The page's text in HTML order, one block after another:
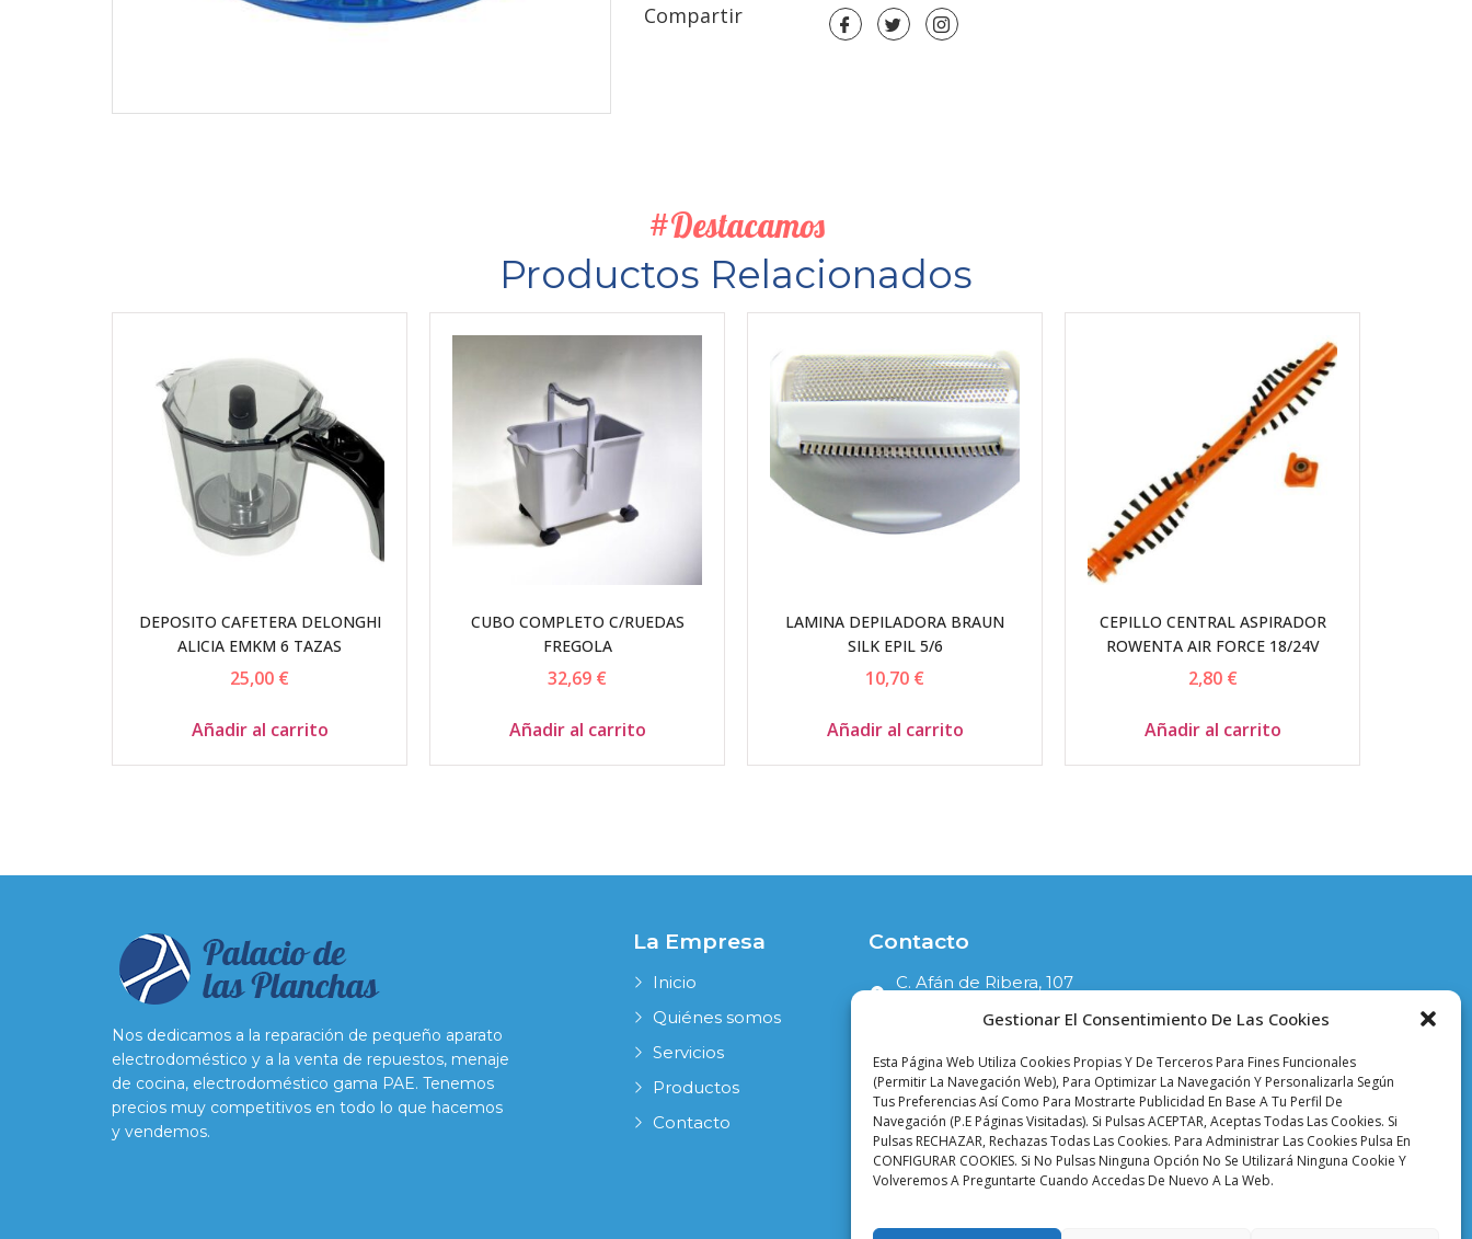
Gestionar El Consentimiento De Las Cookies
Esta Página Web Utiliza Cookies Propias Y De Terceros Para Fines Funcionales
(permitir La Navegación Web), Para Optimizar La Navegación Y Personalizarla Según
Tus Preferencias Así Como Para Mostrarte Publicidad En Base A Tu Perfil De
Navegación (p.e Páginas Visitadas). Si Pulsas ACEPTAR, Aceptas Todas Las Cookies. Si
Pulsas RECHAZAR, Rechazas Todas Las Cookies. Para Administrar Las Cookies Pulsa En
CONFIGURAR COOKIES. Si No Pulsas Ninguna Opción No Se Utilizará Ninguna Cookie Y
Volveremos A Preguntarte Cuando Accedas De Nuevo A La Web.
Compartir
#Destacamos
Productos Relacionados
DEPOSITO CAFETERA DELONGHI
ALICIA EMKM 6 TAZAS
25,00 €
Añadir al carrito
CUBO COMPLETO C/RUEDAS
FREGOLA
32,69 €
Añadir al carrito
LAMINA DEPILADORA BRAUN
SILK EPIL 5/6
10,70 €
Añadir al carrito
CEPILLO CENTRAL ASPIRADOR
ROWENTA AIR FORCE 18/24V
2,80 €
Añadir al carrito
Nos dedicamos a la reparación de pequeño aparato
electrodoméstico y a la venta de repuestos, menaje
de cocina, electrodoméstico gama PAE. Tenemos
precios muy competitivos en todo lo que hacemos
y vendemos.
La Empresa
Inicio
Quiénes somos
Servicios
Productos
Contacto
Contacto
C. Afán de Ribera, 107
info@palaciodelasplanchas.com